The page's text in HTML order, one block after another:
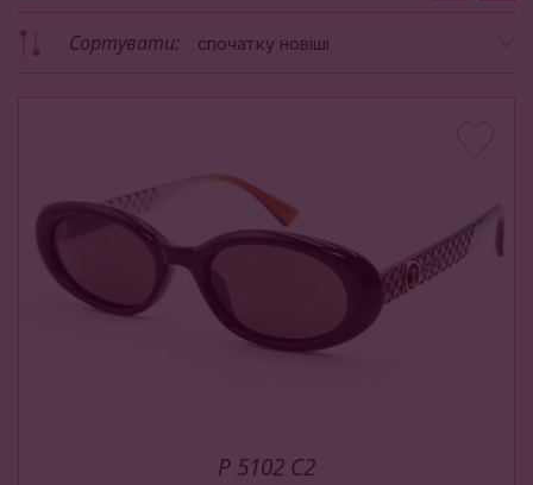
Сортувати: спочатку новіші
P 5102 C2